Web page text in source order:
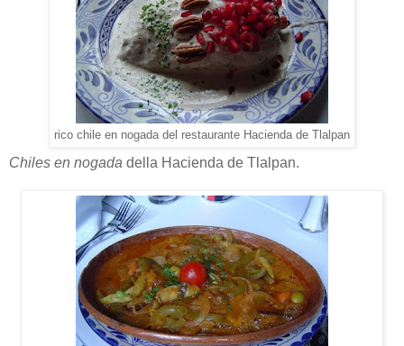
rico chile en nogada del restaurante Hacienda de Tlalpan
Chiles en nogada della Hacienda de Tlalpan.